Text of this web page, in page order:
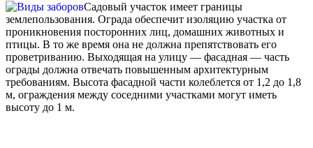
Садовый участок имеет границы
землепользования. Ограда обеспечит изоляцию участка от
проникновения посторонних лиц, домашних животных и
птицы. В то же время она не должна препятствовать его
проветриванию. Выходящая на улицу — фасадная — часть
ограды должна отвечать повышенным архитектурным
требованиям. Высота фасадной части колеблется от 1,2 до 1,8
м, ограждения между соседними участками могут иметь
высоту до 1 м.